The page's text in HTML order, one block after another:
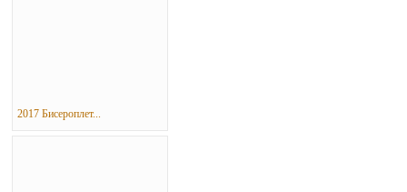
2017 Бисероплет...